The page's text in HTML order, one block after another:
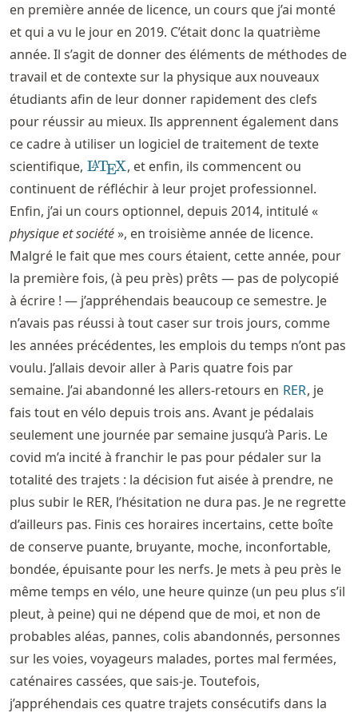
en première année de licence, un cours que j’ai monté
et qui a vu le jour en 2019. C’était donc la quatrième
année. Il s’agit de donner des éléments de méthodes de
travail et de contexte sur la physique aux nouveaux
étudiants afin de leur donner rapidement des clefs
pour réussir au mieux. Ils apprennent également dans
ce cadre à utiliser un logiciel de traitement de texte
scientifique, \LaTeX
LATEX, et enfin, ils commencent ou
continuent de réfléchir à leur projet professionnel.
Enfin, j’ai un cours optionnel, depuis 2014, intitulé «
physique et société», en troisième année de licence.
Malgré le fait que mes cours étaient, cette année, pour
la première fois, (à peu près) prêts — pas de polycopié
à écrire ! — j’appréhendais beaucoup ce semestre. Je
n’avais pas réussi à tout caser sur trois jours, comme
les années précédentes, les emplois du temps n’ont pas
voulu. J’allais devoir aller à Paris quatre fois par
semaine. J’ai abandonné les allers-retours en RER, je
fais tout en vélo depuis trois ans. Avant je pédalais
seulement une journée par semaine jusqu’à Paris. Le
covid m’a incité à franchir le pas pour pédaler sur la
totalité des trajets : la décision fut aisée à prendre, ne
plus subir le RER, l’hésitation ne dura pas. Je ne regrette
d’ailleurs pas. Finis ces horaires incertains, cette boîte
de conserve puante, bruyante, moche, inconfortable,
bondée, épuisante pour les nerfs. Je mets à peu près le
même temps en vélo, une heure quinze (un peu plus s’il
pleut, à peine) qui ne dépend que de moi, et non de
probables aléas, pannes, colis abandonnés, personnes
sur les voies, voyageurs malades, portes mal fermées,
caténaires cassées, que sais-je. Toutefois,
j’appréhendais ces quatre trajets consécutifs dans la